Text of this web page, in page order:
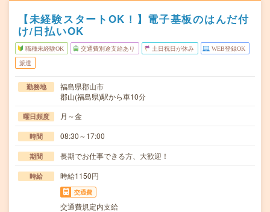
【未経験スタートOK！】電子基板のはんだ付
け/日払いOK
職種未経験OK 交通費別途支給あり 土日祝日が休み WEB登録OK
派遣
勤務地
福島県郡山市
郡山(福島県)駅から車10分
曜日頻度 月～金
時間 08:30～17:00
期間 長期でお仕事できる方、大歓迎！
時給 時給1150円
交通費
交通費規定内支給